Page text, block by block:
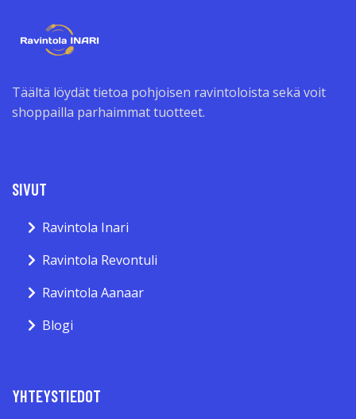
Täältä löydät tietoa pohjoisen ravintoloista sekä voit
shoppailla parhaimmat tuotteet.
SIVUT
Ravintola Inari
Ravintola Revontuli
Ravintola Aanaar
Blogi
YHTEYSTIEDOT